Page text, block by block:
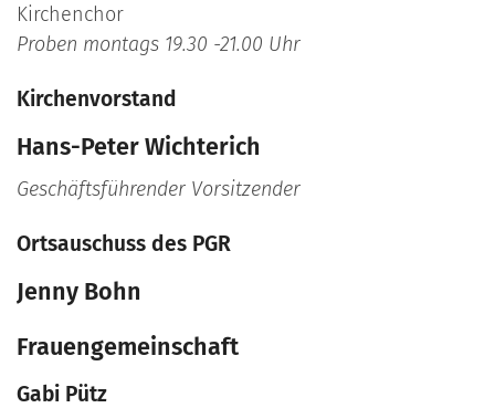
Kirchenchor
Proben montags 19.30 -21.00 Uhr
Kirchenvorstand
Hans-PeterWichterich
Geschäftsführender Vorsitzender
Ortsauschuss des PGR
Jenny Bohn
Frauengemeinschaft
Gabi Pütz